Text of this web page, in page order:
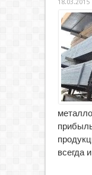
18.03.2015
всегда